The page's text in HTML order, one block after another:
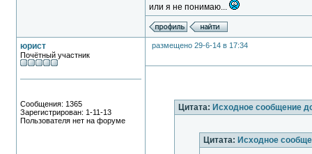
или я не понимаю...
юрист
Почётный участник
Сообщения: 1365
Зарегистрирован: 1-11-13
Пользователя нет на форуме
размещено 29-6-14 в 17:34
Цитата: Исходное сообщение
Цитата: Исходное